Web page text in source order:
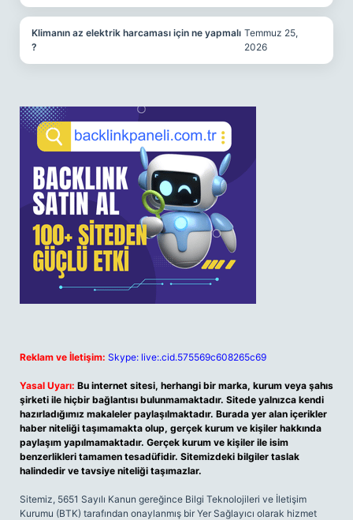
Klimanın az elektrik harcaması için ne yapmalı
?
Temmuz 25,
2026
Reklam ve İletişim: Skype: live:.cid.575569c608265c69
Yasal Uyarı: Bu internet sitesi, herhangi bir marka, kurum veya şahıs
şirketi ile hiçbir bağlantısı bulunmamaktadır. Sitede yalnızca kendi
hazırladığımız makaleler paylaşılmaktadır. Burada yer alan içerikler
haber niteliği taşımamakta olup, gerçek kurum ve kişiler hakkında
paylaşım yapılmamaktadır. Gerçek kurum ve kişiler ile isim
benzerlikleri tamamen tesadüfidir. Sitemizdeki bilgiler taslak
halindedir ve tavsiye niteliği taşımazlar.
Sitemiz, 5651 Sayılı Kanun gereğince Bilgi Teknolojileri ve İletişim
Kurumu (BTK) tarafından onaylanmış bir Yer Sağlayıcı olarak hizmet